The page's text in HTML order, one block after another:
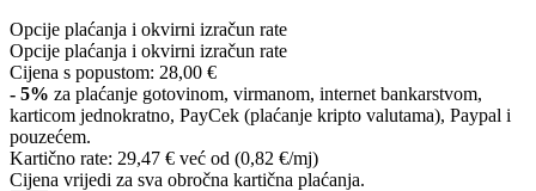
Opcije plaćanja i okvirni izračun rate
Opcije plaćanja i okvirni izračun rate
Cijena s popustom: 28,00 €
- 5% za plaćanje gotovinom, virmanom, internet bankarstvom,
karticom jednokratno, PayCek (plaćanje kripto valutama), Paypal i
pouzećem.
Kartično rate: 29,47 € već od (0,82 €/mj)
Cijena vrijedi za sva obročna kartična plaćanja.